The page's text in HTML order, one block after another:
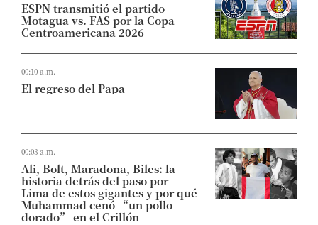
ESPN transmitió el partido
Motagua vs. FAS por la Copa
Centroamericana 2026
00:10 a.m.
El regreso del Papa
00:03 a.m.
Ali, Bolt, Maradona, Biles: la
historia detrás del paso por
Lima de estos gigantes y por qué
Muhammad cenó “un pollo
dorado” en el Crillón